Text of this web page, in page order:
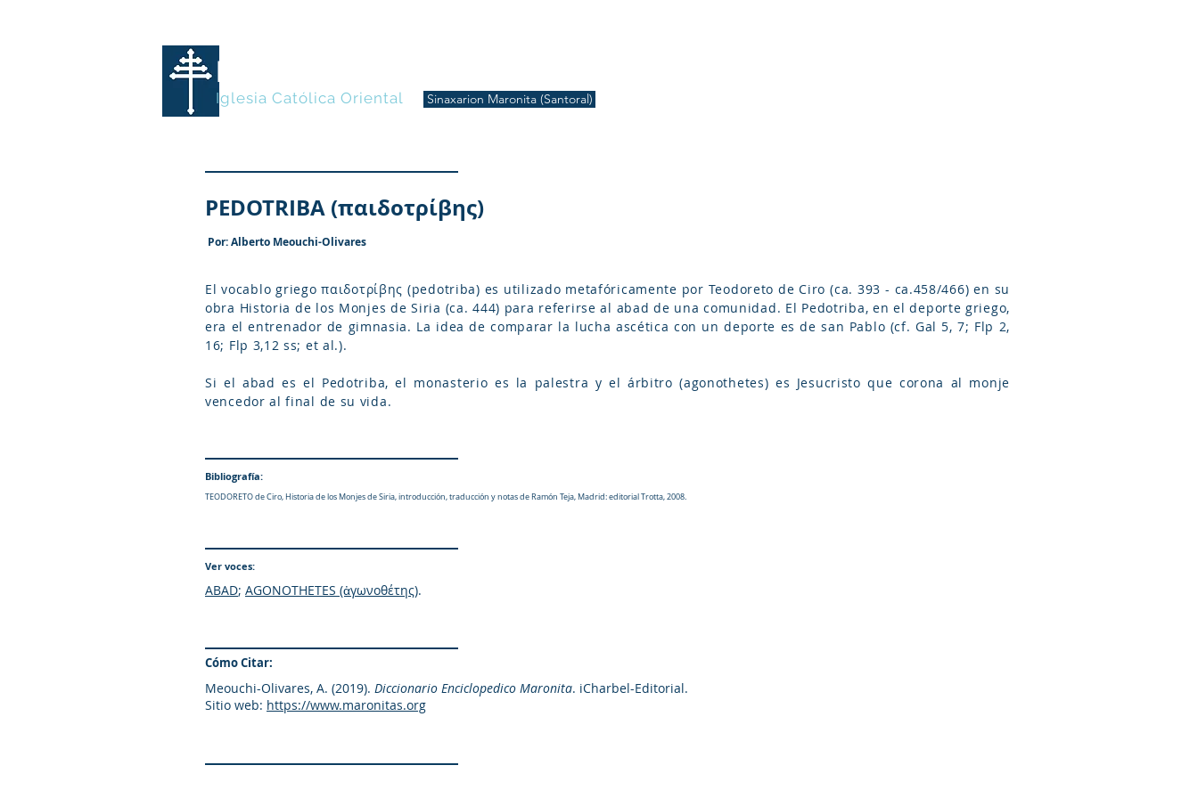
MARONITAS
Iglesia Católica Oriental
Sinaxarion Maronita (Santoral)
PEDOTRIBA (παιδοτρίβης)
Por: Alberto Meouchi-Olivares
El vocablo griego παιδοτρίβης (pedotriba) es utilizado metafóricamente por Teodoreto de Ciro (ca. 393 - ca.458/466) en su
obra Historia de los Monjes de Siria (ca. 444) para referirse al abad de una comunidad. El Pedotriba, en el deporte griego,
era el entrenador de gimnasia. La idea de comparar la lucha ascética con un deporte es de san Pablo (cf. Gal 5, 7; Flp 2,
16; Flp 3,12 ss; et al.).
Si el abad es el Pedotriba, el monasterio es la palestra y el árbitro (agonothetes) es Jesucristo que corona al monje
vencedor al final de su vida.
Bibliografía:
TEODORETO de Ciro, Historia de los Monjes de Siria, introducción, traducción y notas de Ramón Teja, Madrid: editorial Trotta, 2008.
Ver voces:
ABAD; AGONOTHETES (ἀγωνοθέτης).
Cómo Citar:
Meouchi-Olivares, A. (2019). Diccionario Enciclopedico Maronita. iCharbel-Editorial.
Sitio web: https://www.maronitas.org